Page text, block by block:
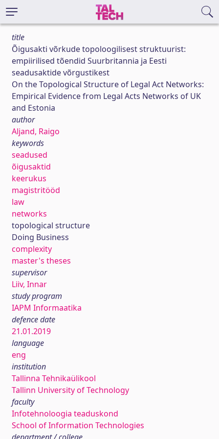
title
Õigusakti võrkude topoloogilisest struktuurist:
empiirilised tõendid Suurbritannia ja Eesti
seadusaktide võrgustikest
On the Topological Structure of Legal Act Networks:
Empirical Evidence from Legal Acts Networks of UK
and Estonia
author
Aljand, Raigo
keywords
seadused
õigusaktid
keerukus
magistritööd
law
networks
topological structure
Doing Business
complexity
master's theses
supervisor
Liiv, Innar
study program
IAPM Informaatika
defence date
21.01.2019
language
eng
institution
Tallinna Tehnikaülikool
Tallinn University of Technology
faculty
Infotehnoloogia teaduskond
School of Information Technologies